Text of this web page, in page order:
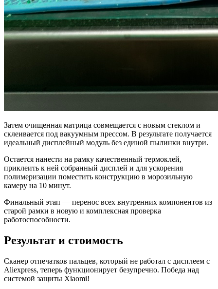
Затем очищенная матрица совмещается с новым стеклом и
склеивается под вакуумным прессом. В результате получается
идеальный дисплейный модуль без единой пылинки внутри.
Остается нанести на рамку качественный термоклей,
приклеить к ней собранный дисплей и для ускорения
полимеризации поместить конструкцию в морозильную
камеру на 10 минут.
Финальный этап — перенос всех внутренних компонентов из
старой рамки в новую и комплексная проверка
работоспособности.
Результат и стоимость
Сканер отпечатков пальцев, который не работал с дисплеем с
Aliexpress, теперь функционирует безупречно. Победа над
системой защиты Xiaomi!